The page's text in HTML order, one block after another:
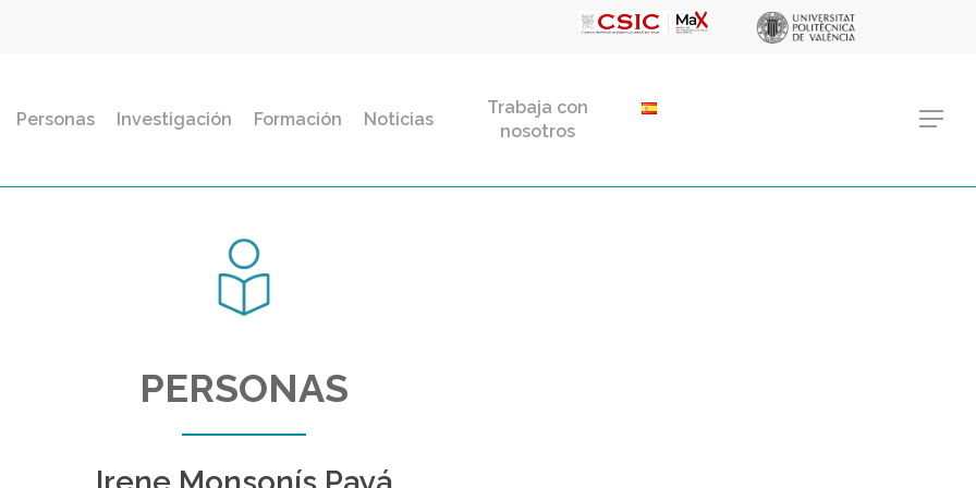
Personas Investigación Formación Noticias
Trabaja con
nosotros
Menu
PERSONAS